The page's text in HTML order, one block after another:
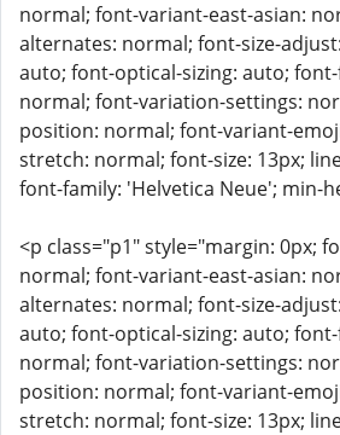
normal; font-variant-east-asian:
alternates: normal; font-size-
auto; font-optical-sizing: auto;
normal; font-variation-settings:
position: normal; font-variant-
stretch: normal; font-size: 13px;
font-family: 'Helvetica Neue'; min-
<p class="p1" style="margin: 0px;
normal; font-variant-east-asian:
alternates: normal; font-size-
auto; font-optical-sizing: auto;
normal; font-variation-settings:
position: normal; font-variant-
stretch: normal; font-size: 13px;